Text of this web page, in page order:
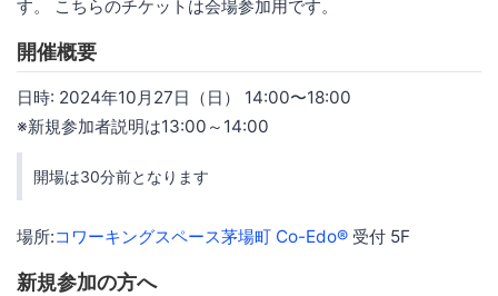
す。 こちらのチケットは会場参加用です。
開催概要
日時: 2024年10月27日（日） 14:00〜18:00
※新規参加者説明は13:00～14:00
開場は30分前となります
場所:コワーキングスペース茅場町 Co-Edo® 受付 5F
新規参加の方へ